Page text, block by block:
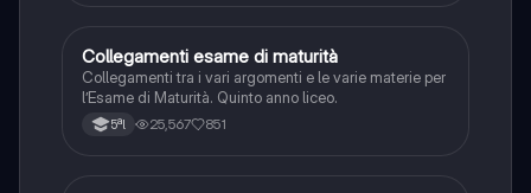
Altro
Collegamenti esame di maturità
Collegamenti tra i vari argomenti e le varie materie per
l’Esame di Maturità. Quinto anno liceo.
5ªl 25,567 851